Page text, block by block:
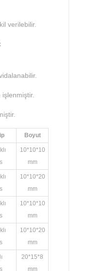
verilebilir.
Boyut
10*10*10
mm
10*10*20
mm
10*10*10
mm
10*10*20
mm
20*15*8
mm